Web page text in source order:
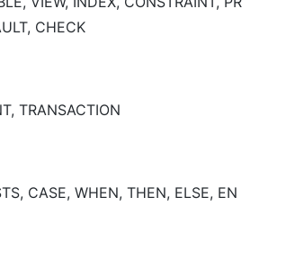
CHECK
TRANSACTION
CASE, WHEN, THEN, ELSE, EN